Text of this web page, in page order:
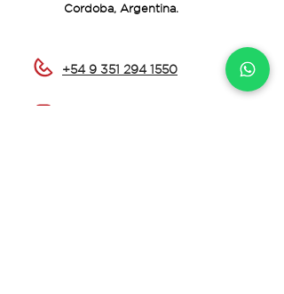
Cordoba, Argentina.
+54 9 351 294 1550